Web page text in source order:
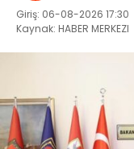
Giriş: 06-08-2026 17:30
Kaynak: HABER MERKEZI